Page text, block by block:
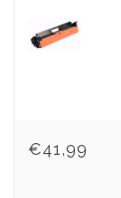
€41,99